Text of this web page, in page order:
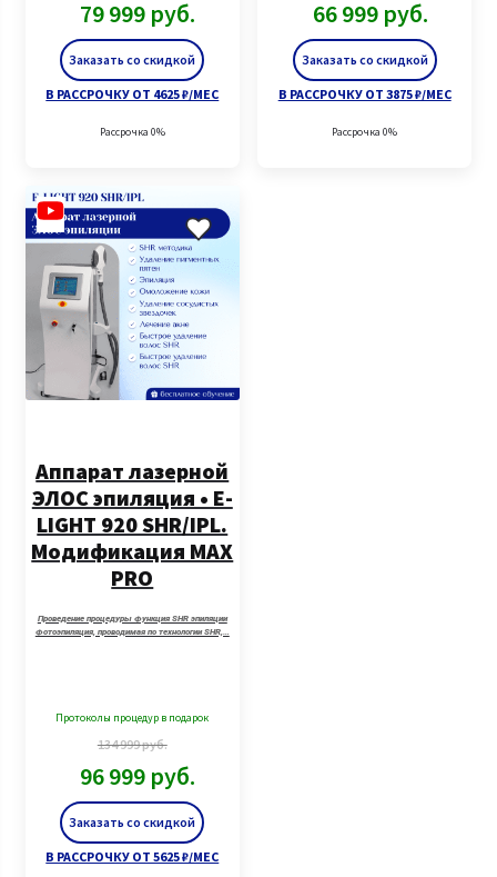
Заказать со скидкой
79 999 руб.
В РАССРОЧКУ ОТ 4625 ₽/МЕС
Рассрочка 0%
Заказать со скидкой
66 999 руб.
В РАССРОЧКУ ОТ 3875 ₽/МЕС
Рассрочка 0%
Заказать со скидкой
Аппарат лазерной
ЭЛОС эпиляция • E-
LIGHT 920 SHR/IPL.
Модификация MAX
PRO
Проведение процедуры Функция SHR эпиляции
Фотоэпиляция, проводимая по технологии SHR,…
Протоколы процедур в подарок
134 999руб.
96 999 руб.
В РАССРОЧКУ ОТ 5625 ₽/МЕС